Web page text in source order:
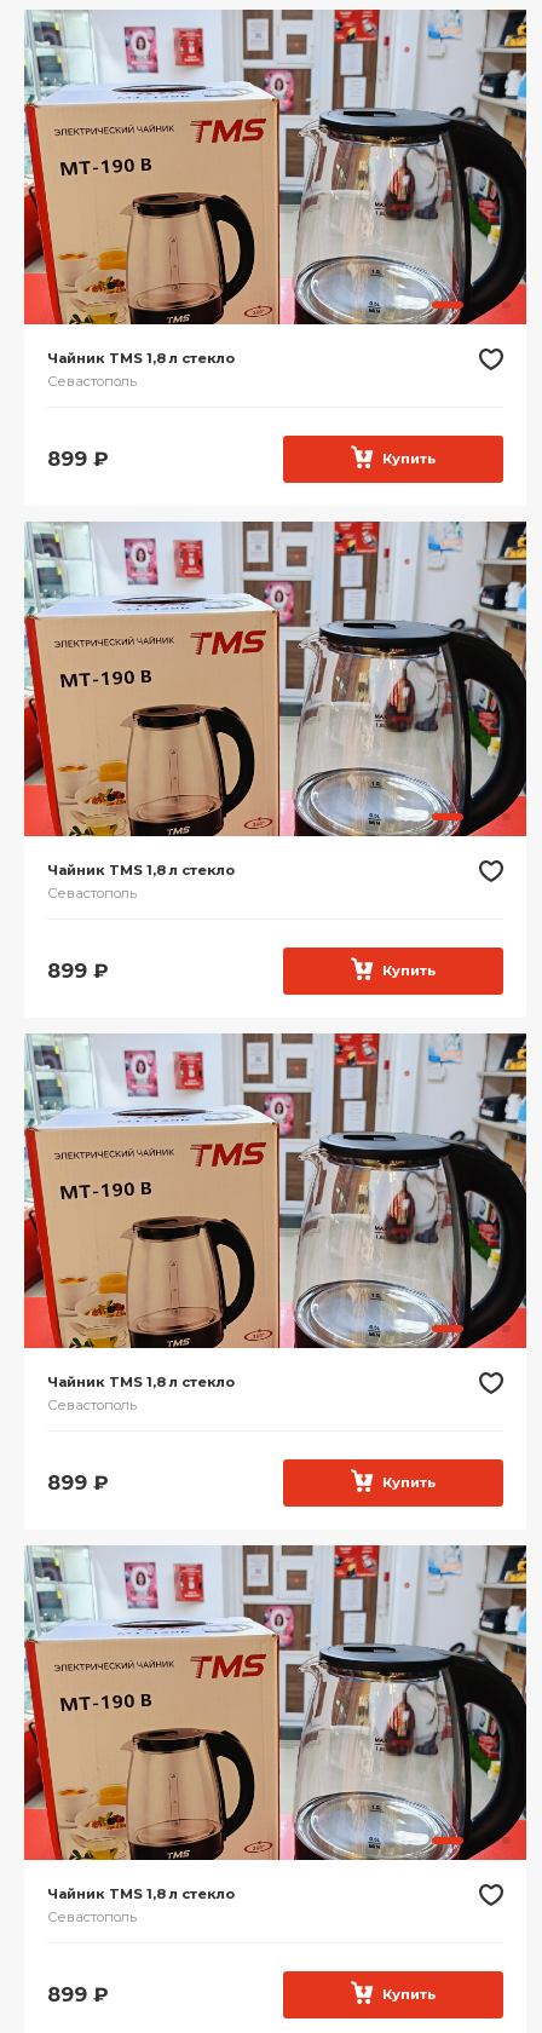
Чайник TMS 1,8 л стекло
Севастополь
899 ₽ Купить
Чайник TMS 1,8 л стекло
Севастополь
899 ₽ Купить
Чайник TMS 1,8 л стекло
Севастополь
899 ₽ Купить
Чайник TMS 1,8 л стекло
Севастополь
899 ₽ Купить